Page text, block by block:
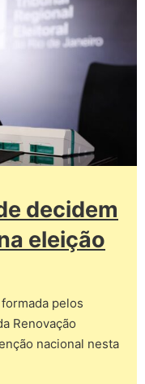
decidem
eleição
pelos
Renovação
nacional nesta